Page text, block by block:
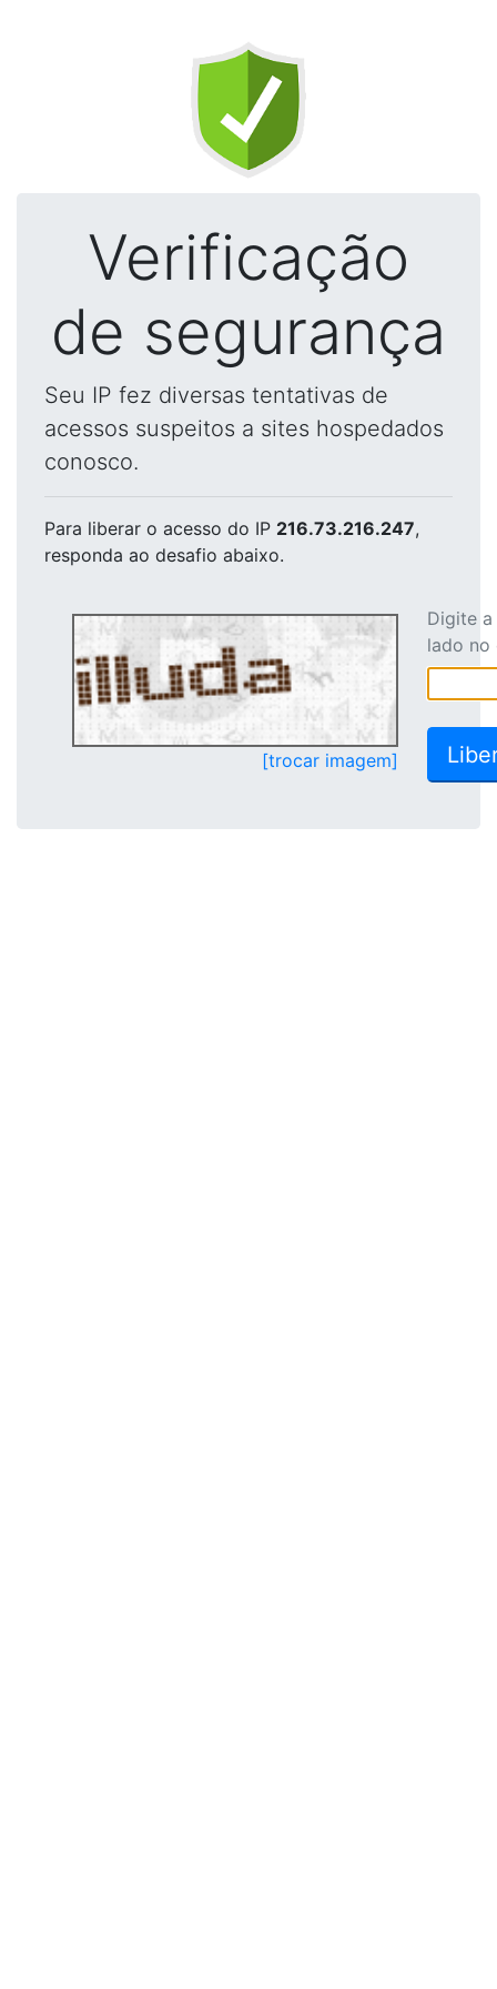
Verificação
de segurança
Seu IP fez diversas tentativas de
acessos suspeitos a sites hospedados
conosco.
Para liberar o acesso do IP 216.73.216.247,
responda ao desafio abaixo.
[trocar imagem]
Digite
lado no